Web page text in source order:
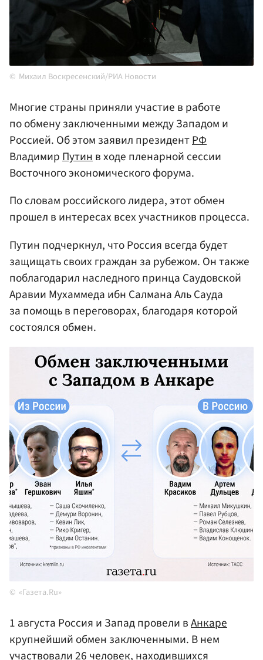
Михаил Воскресенский/РИА Новости
Многие страны приняли участие в работе
по обмену заключенными между Западом и
Россией. Об этом заявил президентРФ
ВладимирПутинв ходе пленарной сессии
Восточного экономического форума.
По словам российского лидера, этот обмен
прошел в интересах всех участников процесса.
Путин подчеркнул, что Россия всегда будет
защищать своих граждан за рубежом. Он также
поблагодарил наследного принца Саудовской
Аравии Мухаммеда ибн Салмана Аль Сауда
за помощь в переговорах, благодаря которой
состоялся обмен.
«Газета.Ru»
1 августа Россия и Запад провели вАнкаре
крупнейший обмен заключенными. В нем
участвовали 26 человек, находившихся